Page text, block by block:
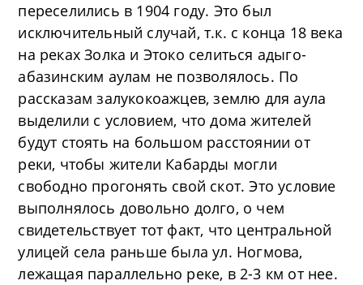
переселились в 1904 году. Это был
исключительный случай, т.к. с конца 18 века
на реках Золка и Этоко селиться адыго-
абазинским аулам не позволялось. По
рассказам залукокоажцев, землю для аула
выделили с условием, что дома жителей
будут стоять на большом расстоянии от
реки, чтобы жители Кабарды могли
свободно прогонять свой скот. Это условие
выполнялось довольно долго, о чем
свидетельствует тот факт, что центральной
улицей села раньше была ул. Ногмова,
лежащая параллельно реке, в 2-3 км от нее.